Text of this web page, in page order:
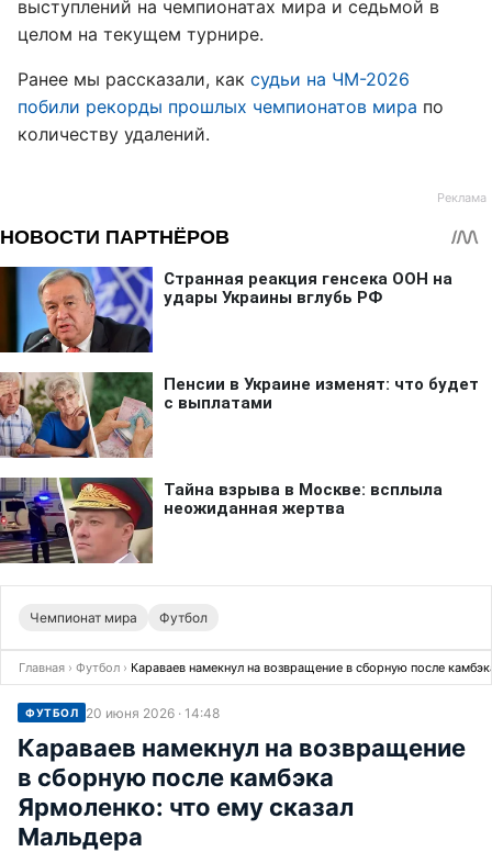
выступлений на чемпионатах мира и седьмой в
целом на текущем турнире.
Ранее мы рассказали, как судьи на ЧМ-2026
побили рекорды прошлых чемпионатов мира по
количеству удалений.
Чемпионат мира Футбол
Главная › Футбол › Караваев намекнул на возвращение в сборную после
ФУТБОЛ 20 июня 2026 · 14:48
Караваев намекнул на возвращение
в сборную после камбэка
Ярмоленко: что ему сказал
Мальдера